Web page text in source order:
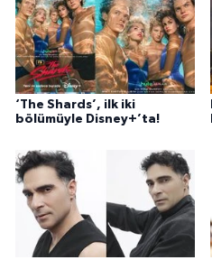
‘The Shards’, ilk iki
bölümüyle Disney+’ta!